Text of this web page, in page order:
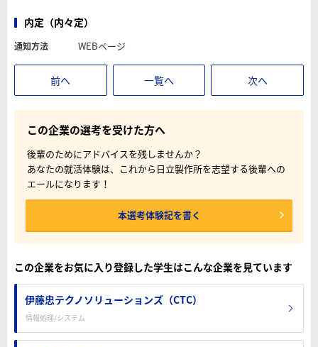
内定（内々定）
通知方法 WEBページ
前へ 一覧へ 次へ
この企業の選考を受けた方へ
後輩のためにアドバイスを残しませんか？
あなたの就活体験は、これから日立製作所を志望する後輩への
エールになります！
本選考体験記を書く
この企業をお気に入り登録した学生はこんな企業を見ています
伊藤忠テクノソリューションズ（CTC）
情報処理/システム